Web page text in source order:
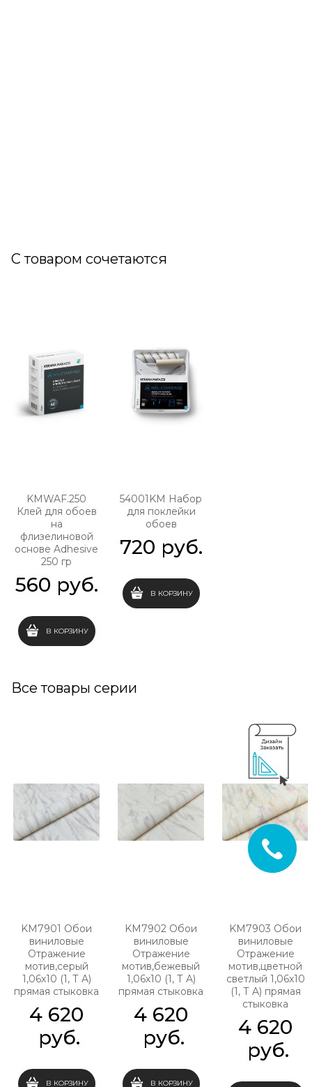
С товаром сочетаются
KMWAF.250
Клей для обоев
на
флизелиновой
основе Adhesive
250 гр
560 руб.
В КОРЗИНУ
54001KM Набор
для поклейки
обоев
720 руб.
В КОРЗИНУ
Все товары серии
KM7901 Обои
виниловые
Отражение
мотив,серый
1,06х10 (1, Т A)
прямая стыковка
4 620
руб.
В КОРЗИНУ
KM7902 Обои
виниловые
Отражение
мотив,бежевый
1,06х10 (1, Т A)
прямая стыковка
4 620
руб.
В КОРЗИНУ
KM7903 Обои
виниловые
Отражение
мотив,цветной
светлый 1,06х10
(1, Т A) прямая
стыковка
4 620
руб.